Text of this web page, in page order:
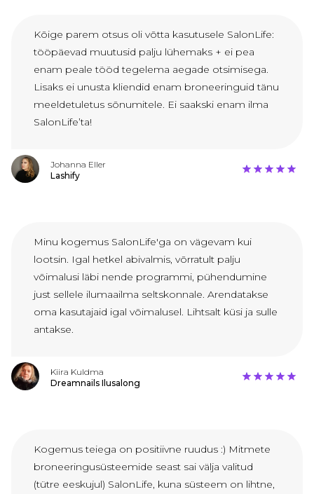
Kõige parem otsus oli võtta kasutusele SalonLife:
tööpäevad muutusid palju lühemaks + ei pea
enam peale tööd tegelema aegade otsimisega.
Lisaks ei unusta kliendid enam broneeringuid tänu
meeldetuletus sõnumitele. Ei saakski enam ilma
SalonLife’ta!
Johanna Eller
Lashify
Minu kogemus SalonLife'ga on vägevam kui
lootsin. Igal hetkel abivalmis, võrratult palju
võimalusi läbi nende programmi, pühendumine
just sellele ilumaailma seltskonnale. Arendatakse
oma kasutajaid igal võimalusel. Lihtsalt küsi ja sulle
antakse.
Kiira Kuldma
Dreamnails Ilusalong
Kogemus teiega on positiivne ruudus :) Mitmete
broneeringusüsteemide seast sai välja valitud
(tütre eeskujul) SalonLife, kuna süsteem on lihtne,